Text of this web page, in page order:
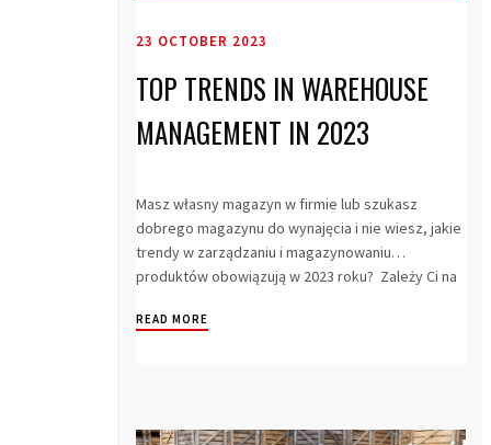
23 OCTOBER 2023
TOP TRENDS IN WAREHOUSE
MANAGEMENT IN 2023
Masz własny magazyn w firmie lub szukasz
dobrego magazynu do wynajęcia i nie wiesz, jakie
trendy w zarządzaniu i magazynowaniu
produktów obowiązują w 2023 roku? Zależy Ci na
READ MORE